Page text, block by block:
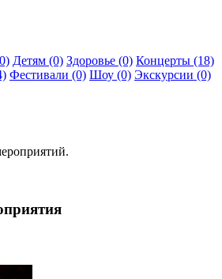
Детям (0) Здоровье (0) Концерты (18)
Фестивали (0) Шоу (0) Экскурсии (0)